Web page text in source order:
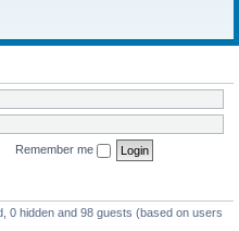
Remember me
0 hidden and 98 guests (based on users